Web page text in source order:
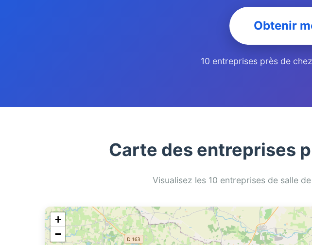
Obtenir
10 entreprises près de
Carte des entreprises
Visualisez les 10 entreprises de salle
+
−